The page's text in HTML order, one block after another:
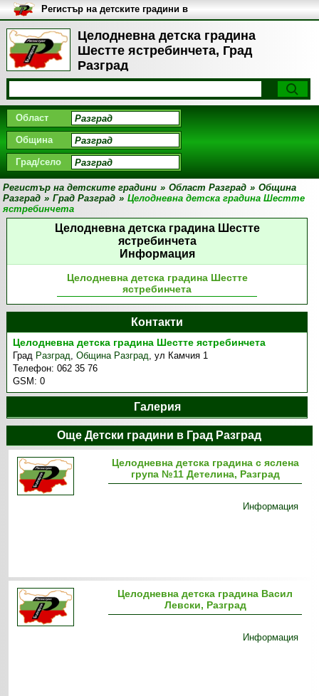
Целодневна детска градина
Шестте ястребинчета, Град
Разград
Регистър на детските градини в
България
Област
Община
Град/село
Регистър на детските градини » Област Разград » Община
Разград » Град Разград » Целодневна детска градина Шестте
ястребинчета
Целодневна детска градина Шестте
ястребинчета
Информация
Целодневна детска градина Шестте
ястребинчета
Контакти
Целодневна детска градина Шестте ястребинчета
Град Разград,Община Разград,ул Камчия 1
Телефон:062 35 76
GSM:0
Галерия
Още Детски градини в Град Разград
Целодневна детска градина с яслена
група №11 Детелина, Разград
Информация
Целодневна детска градина Васил
Левски, Разград
Информация